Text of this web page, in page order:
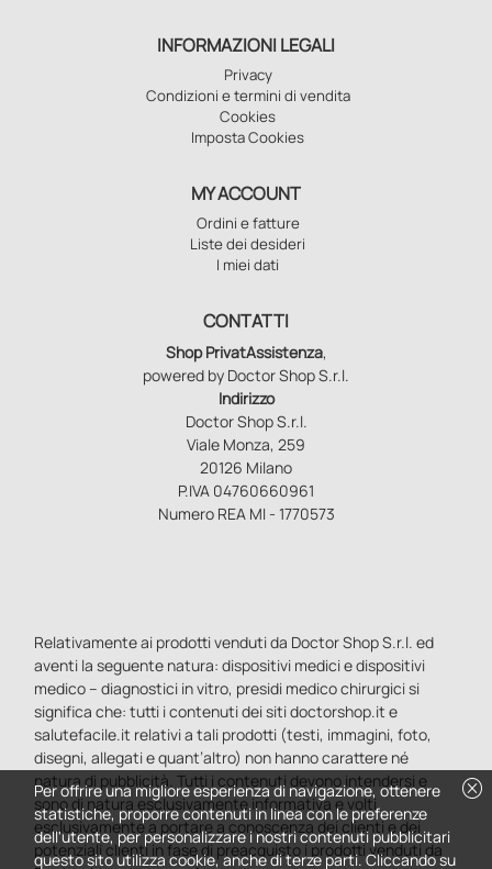
INFORMAZIONI LEGALI
Privacy
Condizioni e termini di vendita
Cookies
Imposta Cookies
MY ACCOUNT
Ordini e fatture
Liste dei desideri
I miei dati
CONTATTI
Shop PrivatAssistenza,
powered by Doctor Shop S.r.l.
Indirizzo
Doctor Shop S.r.l.
Viale Monza, 259
20126 Milano
P.IVA 04760660961
Numero REA MI - 1770573
Relativamente ai prodotti venduti da Doctor Shop S.r.l. ed
aventi la seguente natura: dispositivi medici e dispositivi
medico – diagnostici in vitro, presidi medico chirurgici si
significa che: tutti i contenuti dei siti doctorshop.it e
salutefacile.it relativi a tali prodotti (testi, immagini, foto,
disegni, allegati e quant’altro) non hanno carattere né
natura di pubblicità. Tutti i contenuti devono intendersi e
sono di natura esclusivamente informativa e volti
esclusivamente a portare a conoscenza dei clienti e dei
potenziali clienti in fase di preacquisto i prodotti venduti da
cancel
Per offrire una migliore esperienza di navigazione, ottenere
statistiche, proporre contenuti in linea con le preferenze
dell'utente, per personalizzare i nostri contenuti pubblicitari
questo sito utilizza cookie, anche di terze parti. Cliccando su